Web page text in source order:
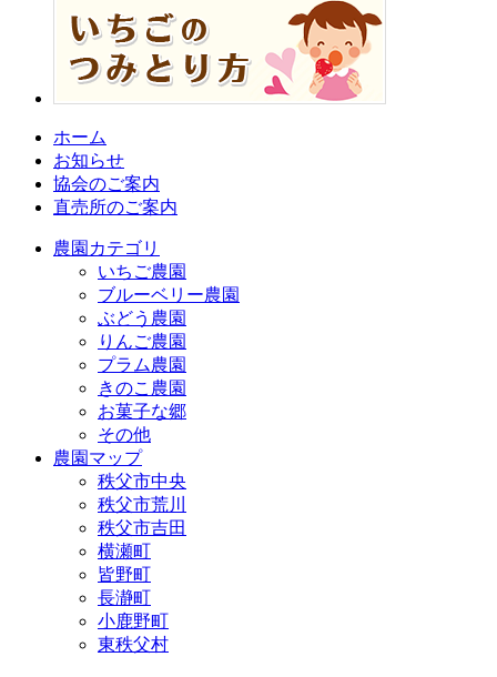
ホーム
お知らせ
協会のご案内
直売所のご案内
農園カテゴリ
いちご農園
ブルーベリー農園
ぶどう農園
りんご農園
プラム農園
きのこ農園
お菓子な郷
その他
農園マップ
秩父市中央
秩父市荒川
秩父市吉田
横瀬町
皆野町
長瀞町
小鹿野町
東秩父村